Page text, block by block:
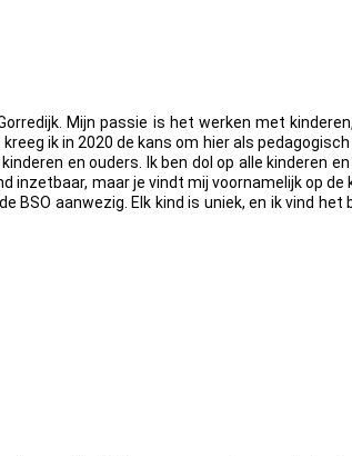
Mijn passie is het werken met
ik in 2020 de kans om hier als
en ouders. Ik ben dol op alle kinderen
inzetbaar, maar je vindt mij voornamelijk op de
BSO aanwezig. Elk kind is uniek, en ik vind het